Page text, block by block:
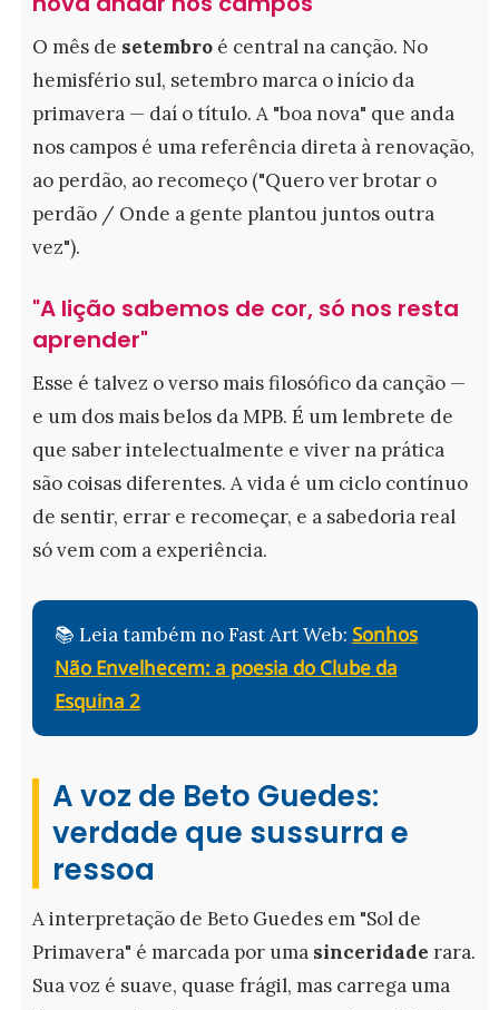
O mês de setembroé central na canção. No
hemisfério sul, setembro marca o início da
primavera — daí o título. A "boa nova" que anda
nos campos é uma referência direta à renovação,
ao perdão, ao recomeço ("Quero ver brotar o
perdão / Onde a gente plantou juntos outra
vez").
"A lição sabemos de cor, só nos resta
aprender"
Esse é talvez o verso mais filosófico da canção —
e um dos mais belos da MPB. É um lembrete de
que saber intelectualmente e viver na prática
são coisas diferentes. A vida é um ciclo contínuo
de sentir, errar e recomeçar, e a sabedoria real
só vem com a experiência.
📚 Leia também no Fast Art Web: Sonhos
Não Envelhecem: a poesia do Clube da
Esquina 2
A voz de Beto Guedes:
verdade que sussurra e
ressoa
A interpretação de Beto Guedes em "Sol de
Primavera" é marcada por uma sinceridade rara.
Sua voz é suave, quase frágil, mas carrega uma